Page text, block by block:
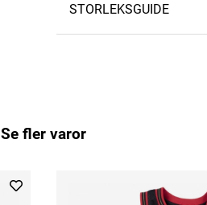
STORLEKSGUIDE
Se fler varor